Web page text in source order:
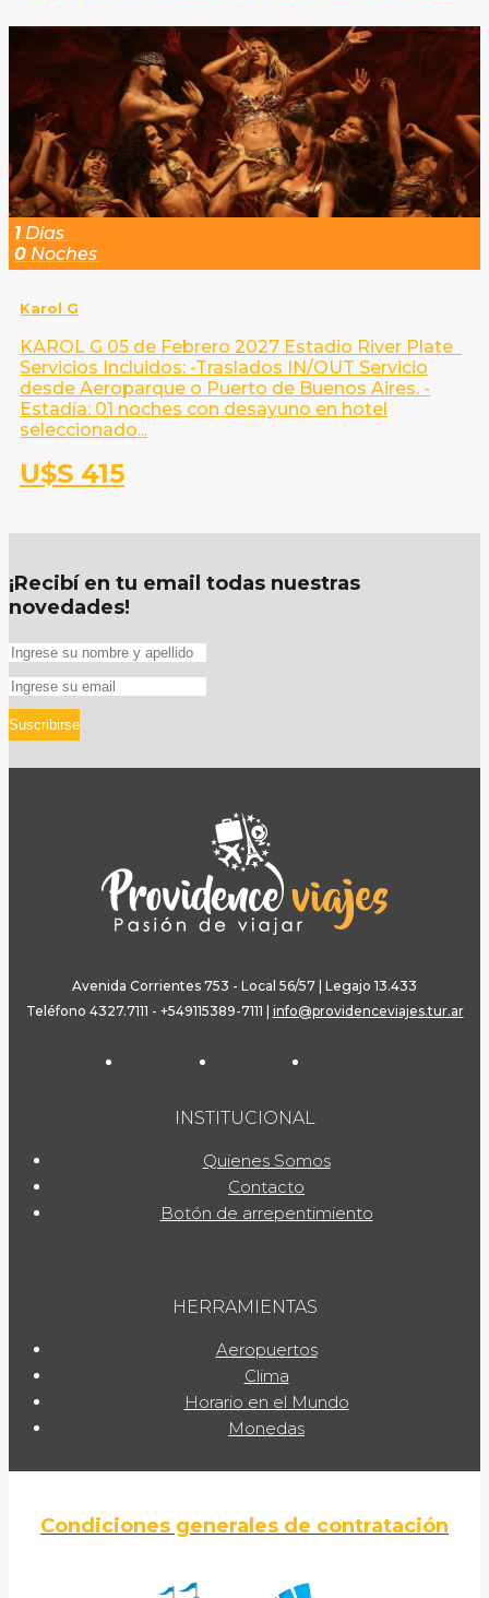
1Dias
0 Noches
Karol G
KAROL G 05 de Febrero 2027 Estadio River Plate
Servicios Incluidos: -Traslados IN/OUT Servicio
desde Aeroparque o Puerto de Buenos Aires. -
Estadía: 01 noches con desayuno en hotel
seleccionado...
U$S 415
¡Recibí en tu email todas nuestras
novedades!
Suscribirse
Avenida Corrientes 753 - Local 56/57 | Legajo 13.433
Teléfono 4327.7111 - +549115389-7111 | info@providenceviajes.tur.ar
INSTITUCIONAL
Quienes Somos
Contacto
Botón de arrepentimiento
HERRAMIENTAS
Aeropuertos
Clima
Horario en el Mundo
Monedas
Condiciones generales de contratación